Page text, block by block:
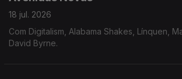
18 jul. 2026
Com Digitalism, Alabama Shakes, Línquen,
David Byrne.